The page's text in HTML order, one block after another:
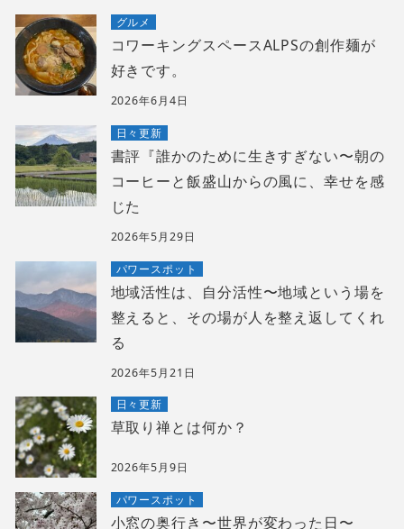
グルメ
コワーキングスペースALPSの創作麺が
好きです。
2026年6月4日
日々更新
書評『誰かのために生きすぎない〜朝の
コーヒーと飯盛山からの風に、幸せを感
じた
2026年5月29日
パワースポット
地域活性は、自分活性〜地域という場を
整えると、その場が人を整え返してくれ
る
2026年5月21日
日々更新
草取り禅とは何か？
2026年5月9日
パワースポット
小窓の奥行き〜世界が変わった日〜